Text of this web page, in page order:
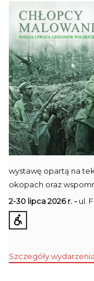
wystawę opartą na
okopach oraz
2-30 lipca 2026 r. - ul.
Szczegóły wydarzenia